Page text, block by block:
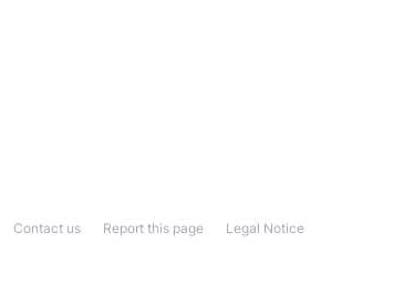
Legal Notice
Report this page
Contact us